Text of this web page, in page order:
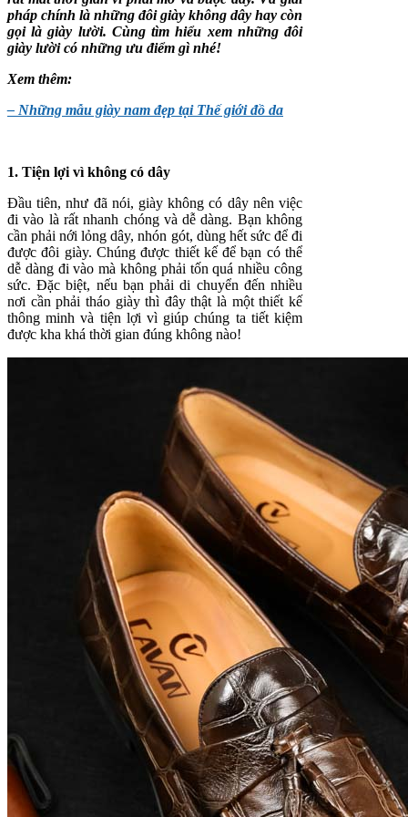
pháp chính là những đôi giày không dây hay còn
gọi là giày lười. Cùng tìm hiểu xem những đôi
giày lười có những ưu điểm gì nhé!
Xem thêm:
– Những mẫu giày nam đẹp tại Thế giới đồ da
1. Tiện lợi vì không có dây
Đầu tiên, như đã nói, giày không có dây nên việc
đi vào là rất nhanh chóng và dễ dàng. Bạn không
cần phải nới lỏng dây, nhón gót, dùng hết sức để đi
được đôi giày. Chúng được thiết kế để bạn có thể
dễ dàng đi vào mà không phải tốn quá nhiều công
sức. Đặc biệt, nếu bạn phải di chuyển đến nhiều
nơi cần phải tháo giày thì đây thật là một thiết kế
thông minh và tiện lợi vì giúp chúng ta tiết kiệm
được kha khá thời gian đúng không nào!